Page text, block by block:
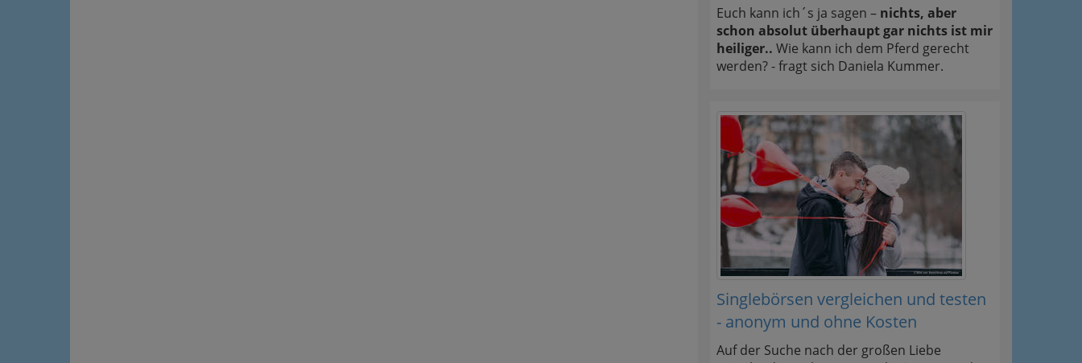
Euch kann ich´s ja sagen – nichts, aber
schon absolut überhaupt gar nichts ist mir
heiliger.. Wie kann ich dem Pferd gerecht
werden? - fragt sich Daniela Kummer.
Singlebörsen vergleichen und testen
- anonym und ohne Kosten
Auf der Suche nach der großen Liebe